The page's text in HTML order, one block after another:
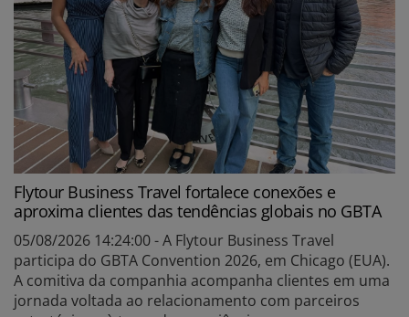
Flytour Business Travel fortalece conexões e
aproxima clientes das tendências globais no GBTA
05/08/2026 14:24:00 - A Flytour Business Travel
participa do GBTA Convention 2026, em Chicago (EUA).
A comitiva da companhia acompanha clientes em uma
jornada voltada ao relacionamento com parceiros